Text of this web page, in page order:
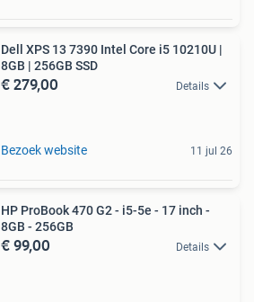
Dell XPS 13 7390 Intel Core i5 10210U |
8GB | 256GB SSD
€ 279,00 Details
Bezoek website 11 jul 26
HP ProBook 470 G2 - i5-5e - 17 inch -
8GB - 256GB
€ 99,00 Details